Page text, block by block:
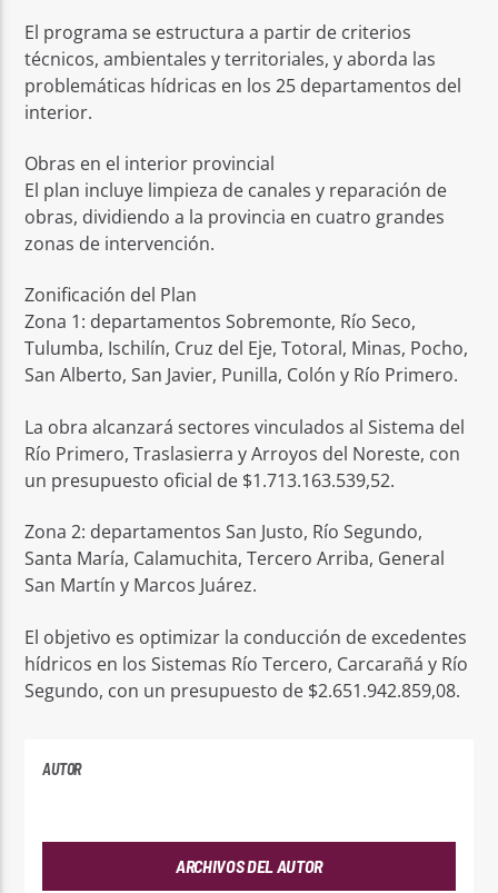
El programa se estructura a partir de criterios
técnicos, ambientales y territoriales, y aborda las
problemáticas hídricas en los 25 departamentos del
interior.
Obras en el interior provincial
El plan incluye limpieza de canales y reparación de
obras, dividiendo a la provincia en cuatro grandes
zonas de intervención.
Zonificación del Plan
Zona 1: departamentos Sobremonte, Río Seco,
Tulumba, Ischilín, Cruz del Eje, Totoral, Minas, Pocho,
San Alberto, San Javier, Punilla, Colón y Río Primero.
La obra alcanzará sectores vinculados al Sistema del
Río Primero, Traslasierra y Arroyos del Noreste, con
un presupuesto oficial de $1.713.163.539,52.
Zona 2: departamentos San Justo, Río Segundo,
Santa María, Calamuchita, Tercero Arriba, General
San Martín y Marcos Juárez.
El objetivo es optimizar la conducción de excedentes
hídricos en los Sistemas Río Tercero, Carcarañá y Río
Segundo, con un presupuesto de $2.651.942.859,08.
AUTOR
ARCHIVOS DEL AUTOR